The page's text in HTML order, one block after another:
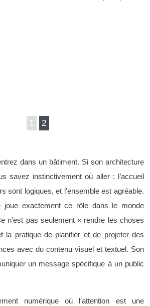
1 2
dans un bâtiment. Si son architecture
savez instinctivement où aller : l’accueil
sont logiques, et l’ensemble est agréable.
joue exactement ce rôle dans le monde
n’est pas seulement « rendre les choses
la pratique de planifier et de projeter des
avec du contenu visuel et textuel. Son
un message spécifique à un public
numérique où l’attention est une